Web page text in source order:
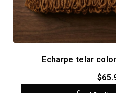
Echarpe telar
$